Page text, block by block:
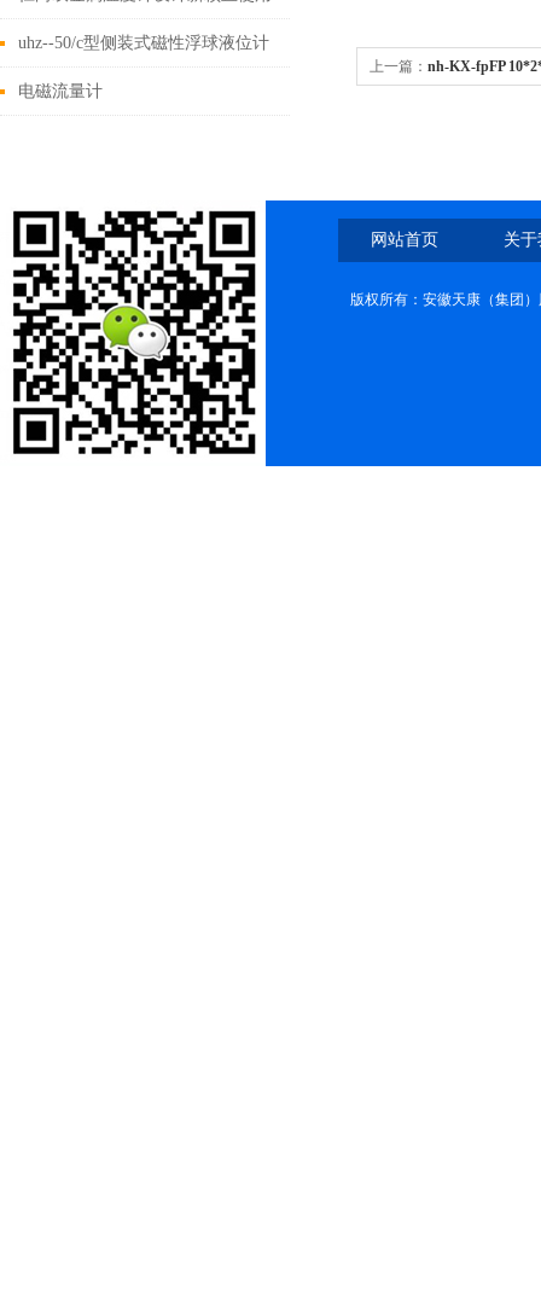
安全
uhz--50/c型侧装式磁性浮球液位计
电磁流量计
上一篇： nh-KX-fpFP
网站首页 关
版权所有：安徽天康（集团